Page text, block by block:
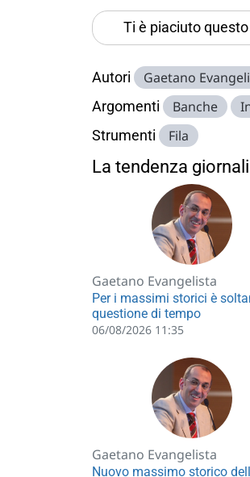
Ti è piaciuto
Autori Gaetano
Argomenti Banche
Strumenti Fila
La tendenza
Gaetano Evangelista
Per i massimi storici è
questione di tempo
06/08/2026 11:35
Gaetano Evangelista
Nuovo massimo storico